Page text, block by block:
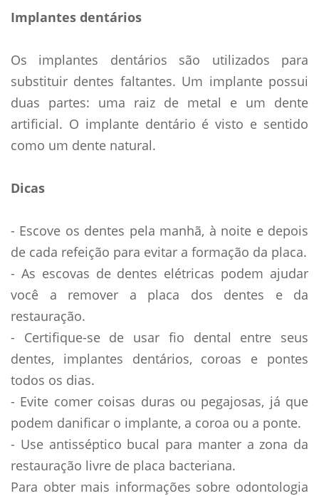
Implantes dentários
Os implantes dentários são utilizados para
substituir dentes faltantes. Um implante possui
duas partes: uma raiz de metal e um dente
artificial. O implante dentário é visto e sentido
como um dente natural.
Dicas
- Escove os dentes pela manhã, à noite e depois
de cada refeição para evitar a formação da placa.
- As escovas de dentes elétricas podem ajudar
você a remover a placa dos dentes e da
restauração.
- Certifique-se de usar fio dental entre seus
dentes, implantes dentários, coroas e pontes
todos os dias.
- Evite comer coisas duras ou pegajosas, já que
podem danificar o implante, a coroa ou a ponte.
- Use antisséptico bucal para manter a zona da
restauração livre de placa bacteriana.
Para obter mais informações sobre odontologia